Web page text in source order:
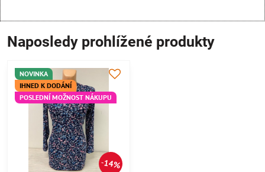
Naposledy prohlížené produkty
14%
NOVINKA
IHNED K DODÁNÍ
POSLEDNÍ MOŽNOST NÁKUPU